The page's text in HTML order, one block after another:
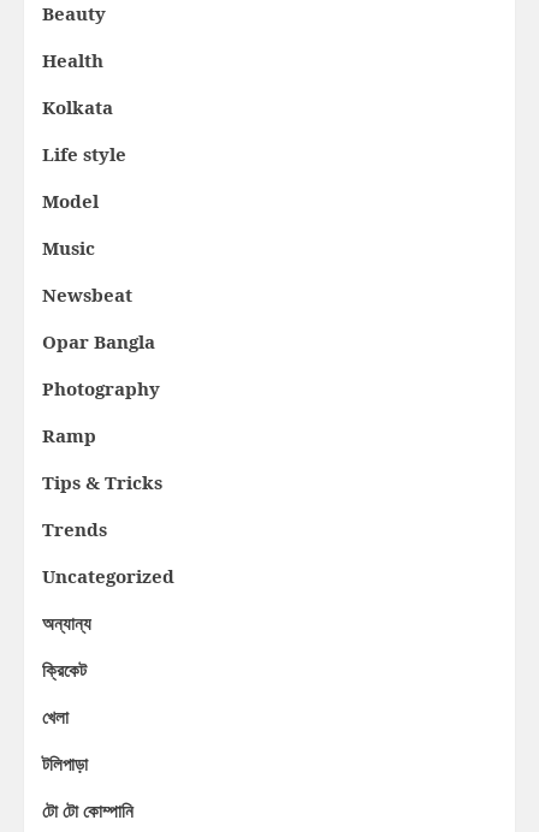
Beauty
Health
Kolkata
Life style
Model
Music
Newsbeat
Opar Bangla
Photography
Ramp
Tips & Tricks
Trends
Uncategorized
অন্যান্য
ক্রিকেট
খেলা
টলিপাড়া
টো টো কোম্পানি